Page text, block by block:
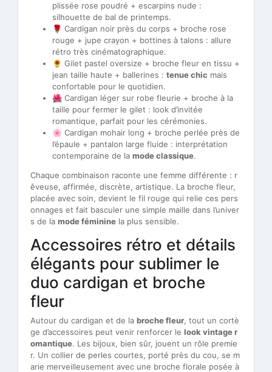
plissée rose poudré + escarpins nude :
silhouette de bal de printemps.
🌹 Cardigan noir près du corps + broche rose
rouge + jupe crayon + bottines à talons : allure
rétro très cinématographique.
🌻 Gilet pastel oversize + broche fleur en tissu +
jean taille haute + ballerines : tenue chic mais
confortable pour le quotidien.
🌺 Cardigan léger sur robe fleurie + broche à la
taille pour fermer le gilet : look d’invitée
romantique, parfait pour les cérémonies.
🌸 Cardigan mohair long + broche perlée près de
l’épaule + pantalon large fluide : interprétation
contemporaine de la mode classique.
Chaque combinaison raconte une femme différente : r
êveuse, affirmée, discrète, artistique. La broche fleur,
placée avec soin, devient le fil rouge qui relie ces pers
onnages et fait basculer une simple maille dans l’univer
s de la mode féminine la plus sensible.
Accessoires rétro et détails
élégants pour sublimer le
duo cardigan et broche
fleur
Autour du cardigan et de la broche fleur, tout un cortè
ge d’accessoires peut venir renforcer le look vintage r
omantique. Les bijoux, bien sûr, jouent un rôle premie
r. Un collier de perles courtes, porté près du cou, se m
arie merveilleusement avec une broche florale posée à